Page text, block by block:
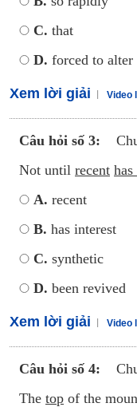
C. that
D. forced to alter
Xem lời giải Video
Câu hỏi số 3:
Not until recent
A. recent
B. has interest
C. synthetic
D. been revived
Xem lời giải Video
Câu hỏi số 4:
The top of the